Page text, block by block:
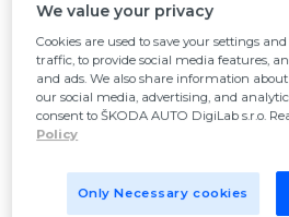
Mimo jiné i poměrně pestré
hlavního města najdeme na
všechny druhy hub. Pokud
konkrétní druh, řiďte se
které v daném parku či lese
mlází, ale i pod vzrostlými
We value your privacy
Cookies are used to save your settings
traffic, to provide social media features,
and ads. We also share information
our social media, advertising, and
consent to ŠKODA AUTO DigiLab s.r.o.
Policy
Only Necessary cookies